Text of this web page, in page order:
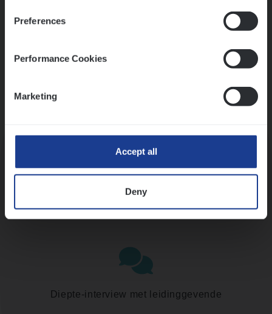
Preferences
Performance Cookies
Marketing
Accept all
Deny
Assessment
Diepte-interview met leidinggevende